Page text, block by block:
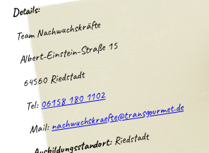
Details:
Team Nachwuchskräfte
Albert-Einstein-Straße 15
64560 Riedstadt
Tel:06158 180 1102
Mail:nachwuchskraefte@transgourmet.de
Ausbildungsstandort:Riedstadt